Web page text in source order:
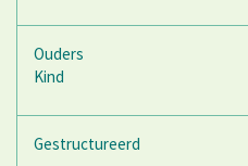
Ouders
Kind
Gestructureerd